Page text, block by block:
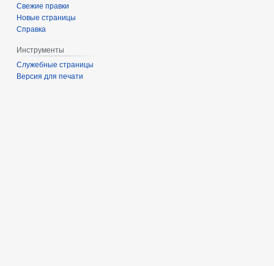
Свежие правки
Новые страницы
Справка
Инструменты
Служебные страницы
Версия для печати